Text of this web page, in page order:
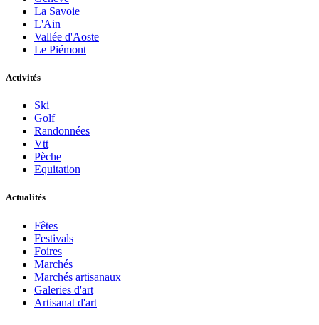
La Savoie
L'Ain
Vallée d'Aoste
Le Piémont
Activités
Ski
Golf
Randonnées
Vtt
Pèche
Equitation
Actualités
Fêtes
Festivals
Foires
Marchés
Marchés artisanaux
Galeries d'art
Artisanat d'art